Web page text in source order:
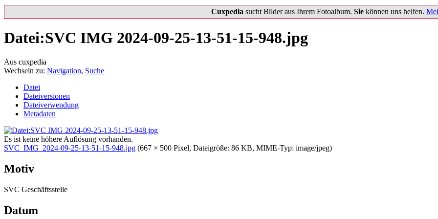
Cuxpedia sucht Bilder aus Ihrem Fotoalbum. Sie können uns helfen.
Datei:SVC IMG 2024-09-25-13-51-15-948.jpg
Aus cuxpedia
Wechseln zu: Navigation, Suche
Datei
Dateiversionen
Dateiverwendung
Metadaten
Es ist keine höhere Auflösung vorhanden.
SVC_IMG_2024-09-25-13-51-15-948.jpg (667 × 500 Pixel, Dateigröße: 86 KB, MIME-Typ: image/jpeg)
Motiv
SVC Geschäftsstelle
Datum